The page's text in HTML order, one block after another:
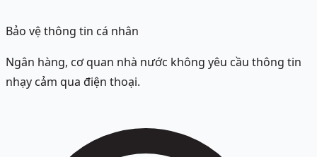
Bảo vệ thông tin cá nhân
Ngân hàng, cơ quan nhà nước không yêu cầu thông tin
nhạy cảm qua điện thoại.